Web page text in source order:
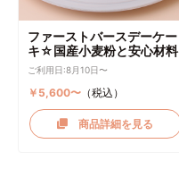
ファーストバースデーケー
キ☆国産小麦粉と安心材料
ご利用日:8月10日〜
￥5,600〜（税込）
商品詳細を見る